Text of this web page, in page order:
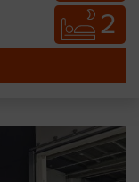
2